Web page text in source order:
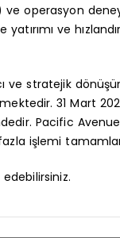
ve operasyon
ve
ve stratejik
31 Mart
Pacific
işlemi